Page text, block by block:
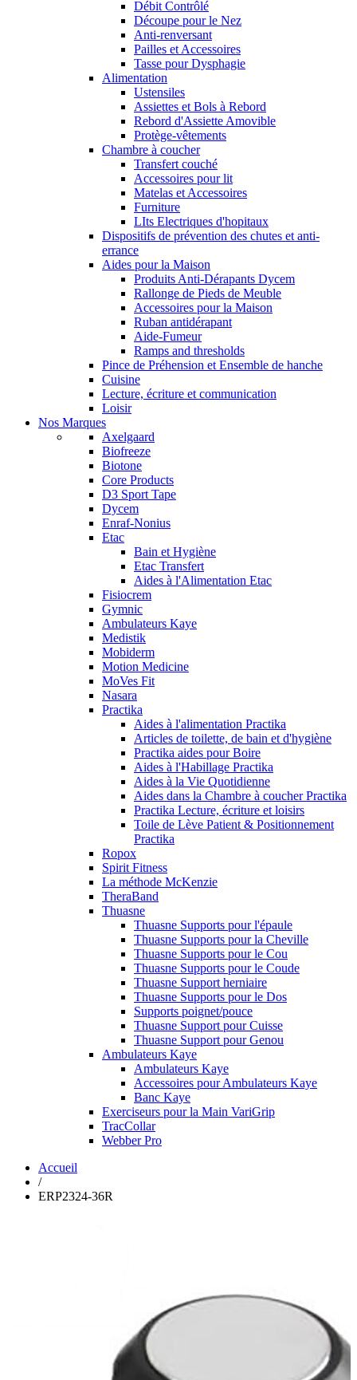
Débit Contrôlé
Découpe pour le Nez
Anti-renversant
Pailles et Accessoires
Tasse pour Dysphagie
Alimentation
Ustensiles
Assiettes et Bols à Rebord
Rebord d'Assiette Amovible
Protège-vêtements
Chambre à coucher
Transfert couché
Accessoires pour lit
Matelas et Accessoires
Furniture
LIts Electriques d'hopitaux
Dispositifs de prévention des chutes et anti-
errance
Aides pour la Maison
Produits Anti-Dérapants Dycem
Rallonge de Pieds de Meuble
Accessoires pour la Maison
Ruban antidérapant
Aide-Fumeur
Ramps and thresholds
Pince de Préhension et Ensemble de hanche
Cuisine
Lecture, écriture et communication
Loisir
Nos Marques
Axelgaard
Biofreeze
Biotone
Core Products
D3 Sport Tape
Dycem
Enraf-Nonius
Etac
Bain et Hygiène
Etac Transfert
Aides à l'Alimentation Etac
Fisiocrem
Gymnic
Ambulateurs Kaye
Medistik
Mobiderm
Motion Medicine
MoVes Fit
Nasara
Practika
Aides à l'alimentation Practika
Articles de toilette, de bain et d'hygiène
Practika aides pour Boire
Aides à l'Habillage Practika
Aides à la Vie Quotidienne
Aides dans la Chambre à coucher Practika
Practika Lecture, écriture et loisirs
Toile de Lève Patient & Positionnement
Practika
Ropox
Spirit Fitness
La méthode McKenzie
TheraBand
Thuasne
Thuasne Supports pour l'épaule
Thuasne Supports pour la Cheville
Thuasne Supports pour le Cou
Thuasne Supports pour le Coude
Thuasne Support herniaire
Thuasne Supports pour le Dos
Supports poignet/pouce
Thuasne Support pour Cuisse
Thuasne Support pour Genou
Ambulateurs Kaye
Ambulateurs Kaye
Accessoires pour Ambulateurs Kaye
Banc Kaye
Exerciseurs pour la Main VariGrip
TracCollar
Webber Pro
Accueil
/
ERP2324-36R